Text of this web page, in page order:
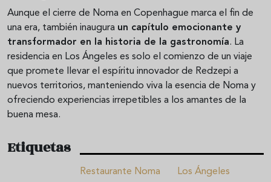
Aunque el cierre de Noma en Copenhague marca el fin de
una era, también inaugura un capítulo emocionante y
transformador en la historia de la gastronomía. La
residencia en Los Ángeles es solo el comienzo de un viaje
que promete llevar el espíritu innovador de Redzepi a
nuevos territorios, manteniendo viva la esencia de Noma y
ofreciendo experiencias irrepetibles a los amantes de la
buena mesa.
Etiquetas
Restaurante Noma Los Ángeles